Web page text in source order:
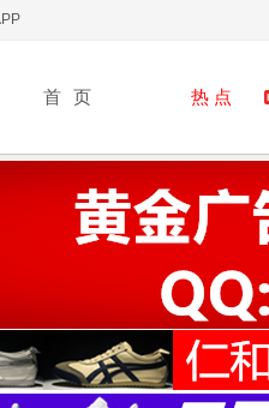
首 页 热 点